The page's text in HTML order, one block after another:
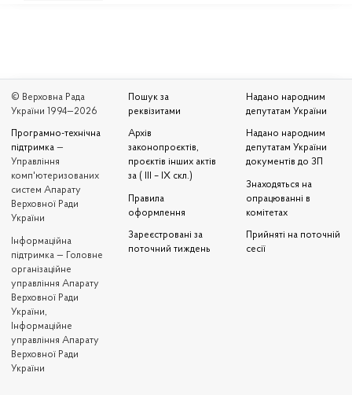
© Верховна Рада
України 1994—2026
Програмно-технічна
підтримка —
Управління
комп'ютеризованих
систем Апарату
Верховної Ради
України
Iнформаційна
підтримка — Головне
організаційне
управління Апарату
Верховної Ради
України,
Інформаційне
управління Апарату
Верховної Ради
України
Пошук за
реквізитами
Архів
законопроєктів,
проєктів інших актів
за ( III – IX скл.)
Правила
оформлення
Зареєстровані за
поточний тиждень
Надано народним
депутатам України
Надано народним
депутатам України
документів до ЗП
Знаходяться на
опрацюванні в
комітетах
Прийняті на поточній
сесії